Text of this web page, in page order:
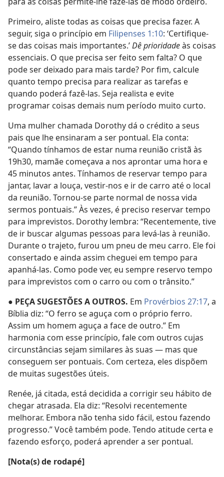
Primeiro, aliste todas as coisas que precisa fazer. A
seguir, siga o princípio em Filipenses 1:10: ‘Certifique-
se das coisas mais importantes.’Dê prioridadeàs coisas
essenciais. O que precisa ser feito sem falta? O que
pode ser deixado para mais tarde? Por fim, calcule
quanto tempo precisa para realizar as tarefas e
quando poderá fazê-las. Seja realista e evite
programar coisas demais num período muito curto.
Uma mulher chamada Dorothy dá o crédito a seus
pais que lhe ensinaram a ser pontual. Ela conta:
“Quando tínhamos de estar numa reunião cristã às
19h30, mamãe começava a nos aprontar uma hora e
45 minutos antes. Tínhamos de reservar tempo para
jantar, lavar a louça, vestir-nos e ir de carro até o local
da reunião. Tornou-se parte normal de nossa vida
sermos pontuais.” Às vezes, é preciso reservar tempo
para imprevistos. Dorothy lembra: “Recentemente, tive
de ir buscar algumas pessoas para levá-las à reunião.
Durante o trajeto, furou um pneu de meu carro. Ele foi
consertado e ainda assim cheguei em tempo para
apanhá-las. Como pode ver, eu sempre reservo tempo
para imprevistos com o carro ou com o trânsito.”
● PEÇA SUGESTÕES A OUTROS. Em Provérbios 27:17, a
Bíblia diz: “O ferro se aguça com o próprio ferro.
Assim um homem aguça a face de outro.” Em
harmonia com esse princípio, fale com outros cujas
circunstâncias sejam similares às suas — mas que
conseguem ser pontuais. Com certeza, eles dispõem
de muitas sugestões úteis.
Renée, já citada, está decidida a corrigir seu hábito de
chegar atrasada. Ela diz: “Resolvi recentemente
melhorar. Embora não tenha sido fácil, estou fazendo
progresso.” Você também pode. Tendo atitude certa e
fazendo esforço, poderá aprender a ser pontual.
[Nota(s) de rodapé]